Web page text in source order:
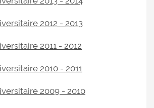
2012 - 2013
2011 - 2012
2010 - 2011
2009 - 2010